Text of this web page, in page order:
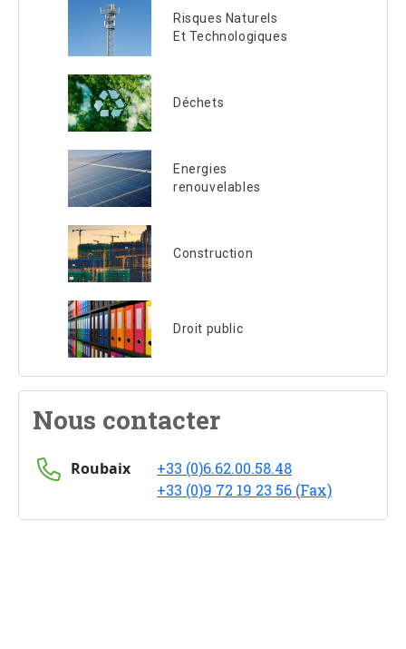
Risques Naturels
Et Technologiques
Déchets
Energies
renouvelables
Construction
Droit public
Nous contacter
Roubaix
+33 (0)6.62.00.58.48
+33 (0)9 72 19 23 56 (Fax)